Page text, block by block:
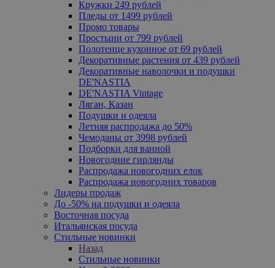
Кружки 249 рублей
Пледы от 1499 рублей
Промо товары
Простыни от 799 рублей
Полотенце кухонное от 69 рублей
Декоративные растения от 439 рублей
Декоративные наволочки и подушки
DE'NASTIA
DE'NASTIA Vintage
Ляган, Казан
Подушки и одеяла
Летняя распродажа до 50%
Чемоданы от 3998 рублей
Подборки для ванной
Новогодние гирлянды
Распродажа новогодних елок
Распродажа новогодних товаров
Лидеры продаж
До -50% на подушки и одеяла
Восточная посуда
Итальянская посуда
Стильные новинки
Назад
Стильные новинки